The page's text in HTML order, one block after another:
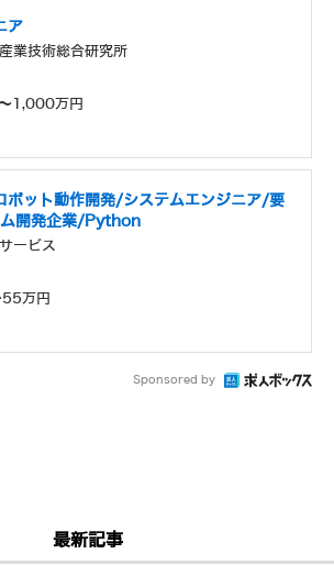
ア
業技術総合研究所
1,000万円
ボット動作開発/システムエンジニア/要
開発企業/Python
ービス
万円
Sponsored by
最新記事